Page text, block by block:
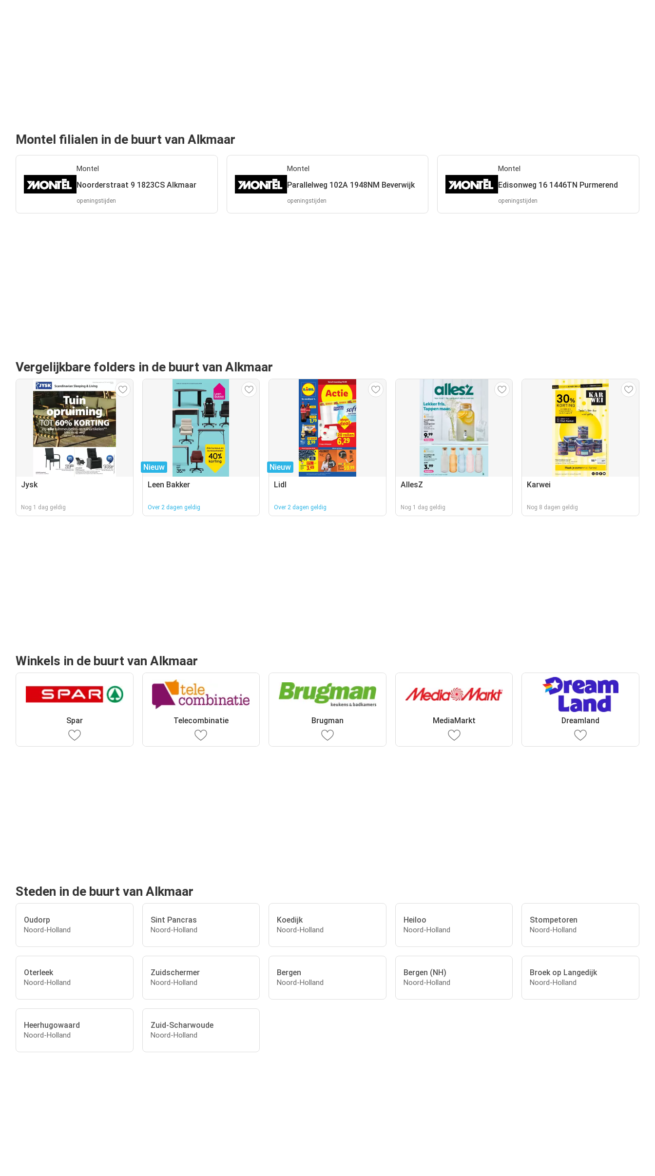
Montel filialen in de buurt van Alkmaar
Montel
Noorderstraat 9 1823CS Alkmaar
openingstijden
Montel
Parallelweg 102A 1948NM Beverwijk
openingstijden
Montel
Edisonweg 16 1446TN Purmerend
openingstijden
Vergelijkbare folders in de buurt van Alkmaar
Jysk
Nog 1 dag geldig
Nieuw
Leen Bakker
Over 2 dagen geldig
Nieuw
Lidl
Over 2 dagen geldig
AllesZ
Nog 1 dag geldig
Karwei
Nog 8 dagen geldig
Winkels in de buurt van Alkmaar
Spar Telecombinatie Brugman MediaMarkt Dreamland
Steden in de buurt van Alkmaar
Oudorp
Noord-Holland
Sint Pancras
Noord-Holland
Koedijk
Noord-Holland
Heiloo
Noord-Holland
Stompetoren
Noord-Holland
Oterleek
Noord-Holland
Zuidschermer
Noord-Holland
Bergen
Noord-Holland
Bergen (NH)
Noord-Holland
Broek op Langedijk
Noord-Holland
Heerhugowaard
Noord-Holland
Zuid-Scharwoude
Noord-Holland